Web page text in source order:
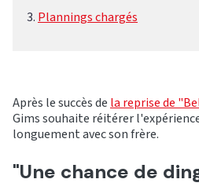
Plannings chargés
Après le succès de la reprise de
Gims souhaite réitérer
longuement avec son frère.
"Une chance de